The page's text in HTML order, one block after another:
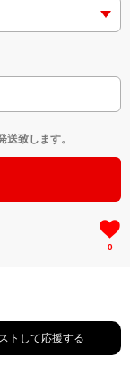
送致します。
0
トして応援する